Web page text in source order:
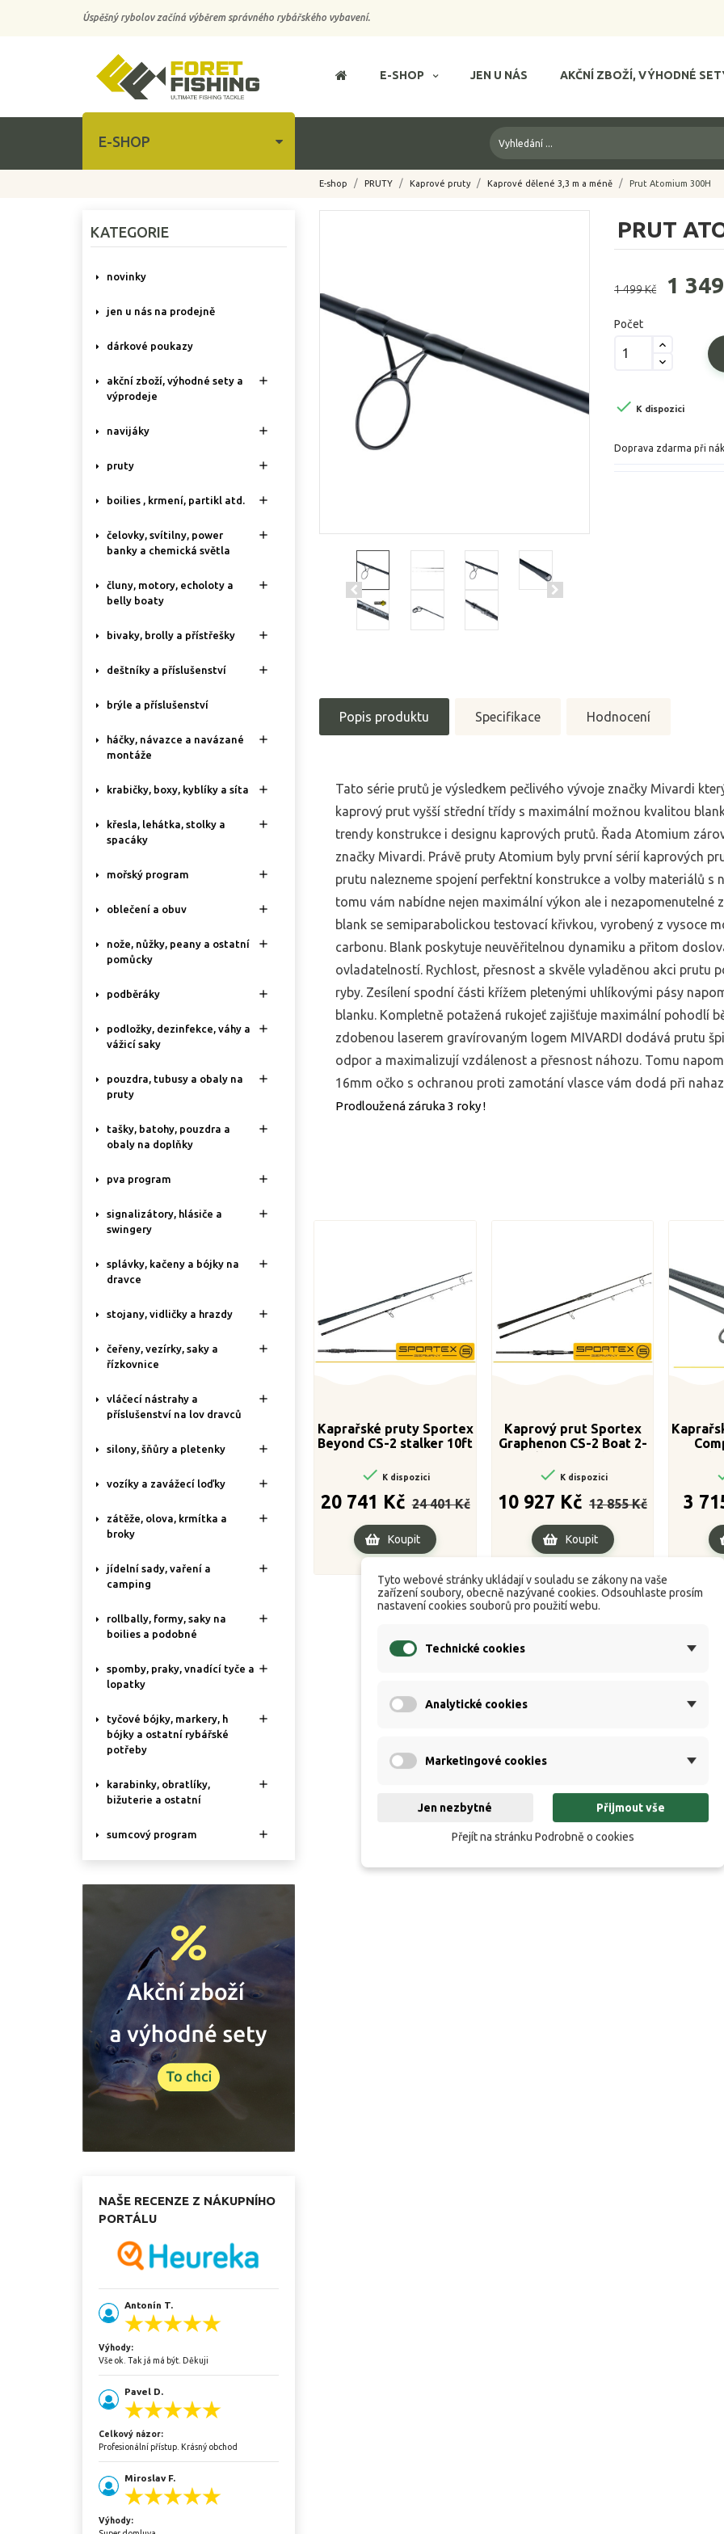
Úspěšný rybolov začíná výběrem správného rybářského vybavení.
E-SHOP JEN U NÁS AKČNÍ ZBOŽÍ, VÝHODNÉ
E-SHOP
E-shop PRUTY Kaprové pruty Kaprové dělené 3,3 m a méně Prut Atomium 300H
KATEGORIE
novinky
jen u nás na prodejně
dárkové poukazy
akční zboží, výhodné sety a
výprodeje

navijáky 
pruty 
boilies , krmení, partikl atd. 
čelovky, svítilny, power
banky a chemická světla

čluny, motory, echoloty a
belly boaty

bivaky, brolly a přístřešky 
deštníky a příslušenství 
brýle a příslušenství
háčky, návazce a navázané
montáže

krabičky, boxy, kyblíky a síta 
křesla, lehátka, stolky a
spacáky

mořský program 
oblečení a obuv 
nože, nůžky, peany a ostatní
pomůcky

podběráky 
podložky, dezinfekce, váhy a
vážicí saky

pouzdra, tubusy a obaly na
pruty

tašky, batohy, pouzdra a
obaly na doplňky

pva program 
signalizátory, hlásiče a
swingery

splávky, kačeny a bójky na
dravce

stojany, vidličky a hrazdy 
čeřeny, vezírky, saky a
řízkovnice

vláčecí nástrahy a
příslušenství na lov dravců

silony, šňůry a pletenky 
vozíky a zavážecí loďky 
zátěže, olova, krmítka a
broky

jídelní sady, vaření a
camping

rollbally, formy, saky na
boilies a podobné

spomby, praky, vnadící tyče a
lopatky

tyčové bójky, markery, h
bójky a ostatní rybářské
potřeby

karabinky, obratlíky,
bižuterie a ostatní

sumcový program 
NAŠE RECENZE Z NÁKUPNÍHO
PORTÁLU
Antonín T.
Výhody:
Vše ok. Tak já má být. Děkuji
Pavel D.
Celkový názor:
Profesionální přístup. Krásný obchod
Miroslav F.
Výhody:
PRUT
1 499 Kč 1
Počet
 K dispozici
Doprava zdarma při
Popis produktu Specifikace Hodnocení
Tato série prutů je výsledkem pečlivého vývoje značky Mivardi
kaprový prut vyšší střední třídy s maximální možnou kvalitou
trendy konstrukce i designu kaprových prutů. Řada Atomium
značky Mivardi. Právě pruty Atomium byly první sérií kaprových
prutu nalezneme spojení perfektní konstrukce a volby materiálů s
tomu vám nabídne nejen maximální výkon ale i
blank se semiparabolickou testovací křivkou, vyrobený z vysoce
carbonu. Blank poskytuje neuvěřitelnou dynamiku a přitom
ovladatelností. Rychlost, přesnost a skvěle vyladěnou akci prutu
ryby. Zesílení spodní části křížem pletenými uhlíkovými pásy
blanku. Kompletně potažená rukojeť zajišťuje maximální pohodlí
zdobenou laserem gravírovaným logem MIVARDI dodává prutu
odpor a maximalizují vzdálenost a přesnost náhozu. Tomu
16mm očko s ochranou proti zamotání vlasce vám dodá při
Prodloužená záruka 3 roky !
Kaprařské pruty Sportex
Beyond CS-2 stalker 10ft
 K dispozici
20 741 Kč cena
24 401 Kč
Cena
Koupit
Kaprový prut Sportex
Graphenon CS-2 Boat 2-
 K dispozici
10 927 Kč
cena
12 855 Kč
Koupit
3
Tyto webové stránky ukládají v souladu se zákony na vaše
zařízení soubory, obecně nazývané cookies. Odsouhlaste prosím
nastavení cookies souborů pro použití webu.
Technické cookies
Analytické cookies
Marketingové cookies
Jen nezbytné Přijmout vše
Přejít na stránku Podrobně o cookies